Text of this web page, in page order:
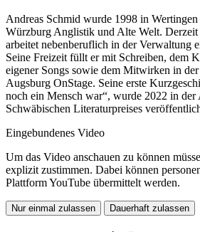
Andreas Schmid wurde 1998 in
Würzburg Anglistik und Alte Welt.
arbeitet nebenberuflich in der Verwaltung
Seine Freizeit füllt er mit Schreiben, dem
eigener Songs sowie dem Mitwirken in
Augsburg OnStage. Seine erste
noch ein Mensch war“, wurde 2022 in der
Schwäbischen Literaturpreises
Eingebundenes Video
Um das Video anschauen zu können
explizit zustimmen. Dabei können
Plattform YouTube übermittelt werden.
Nur einmal zulassen Dauerhaft zulassen